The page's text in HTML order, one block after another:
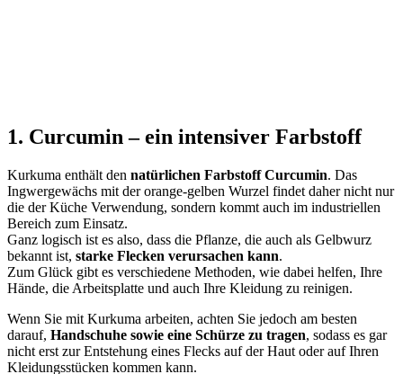
1. Curcumin – ein intensiver Farbstoff
Kurkuma enthält den natürlichen Farbstoff Curcumin. Das
Ingwergewächs mit der orange-gelben Wurzel findet daher nicht nur
die der Küche Verwendung, sondern kommt auch im industriellen
Bereich zum Einsatz.
Ganz logisch ist es also, dass die Pflanze, die auch als Gelbwurz
bekannt ist, starke Flecken verursachen kann.
Zum Glück gibt es verschiedene Methoden, wie dabei helfen, Ihre
Hände, die Arbeitsplatte und auch Ihre Kleidung zu reinigen.
Wenn Sie mit Kurkuma arbeiten, achten Sie jedoch am besten
darauf, Handschuhe sowie eine Schürze zu tragen, sodass es gar
nicht erst zur Entstehung eines Flecks auf der Haut oder auf Ihren
Kleidungsstücken kommen kann.